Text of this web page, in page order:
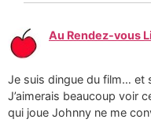
Au Rendez-vous
Je suis dingue du film… et
J’aimerais beaucoup voir
qui joue Johnny ne me